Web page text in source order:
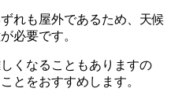
れも屋外であるため、天候
必要です。
くなることもありますの
とをおすすめします。